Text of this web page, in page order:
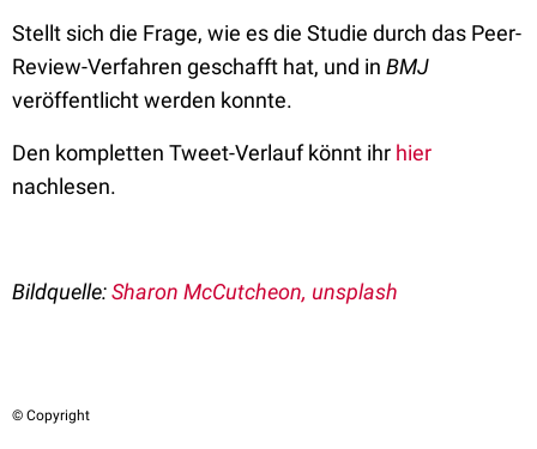
Stellt sich die Frage, wie es die Studie durch das Peer-
Review-Verfahren geschafft hat, und in BMJ
veröffentlicht werden konnte.
Den kompletten Tweet-Verlauf könnt ihr hier
nachlesen.
Bildquelle:Sharon McCutcheon, unsplash
© Copyright